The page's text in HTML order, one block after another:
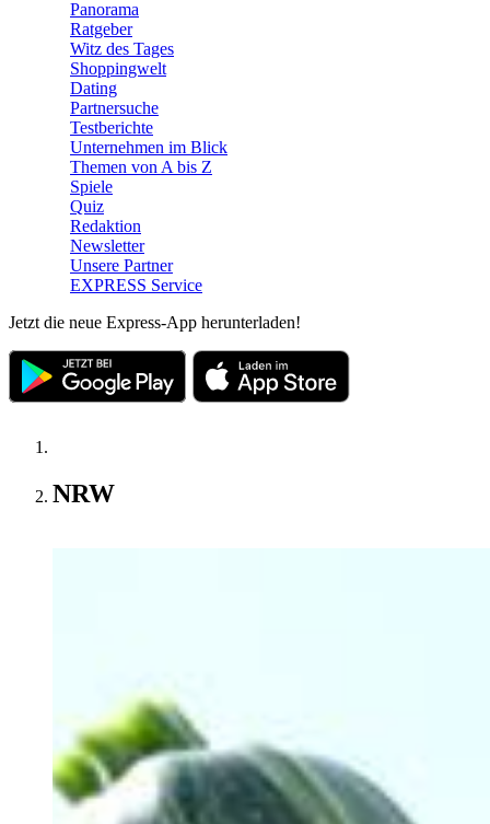
Panorama
Ratgeber
Witz des Tages
Shoppingwelt
Dating
Partnersuche
Testberichte
Unternehmen im Blick
Themen von A bis Z
Spiele
Quiz
Redaktion
Newsletter
Unsere Partner
EXPRESS Service
Jetzt die neue Express-App herunterladen!
NRW